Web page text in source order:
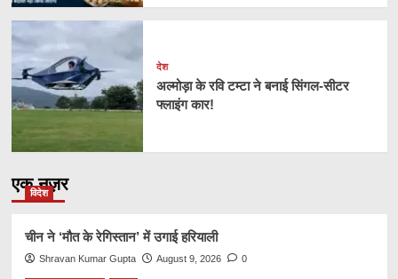
देश
अल्मोड़ा के रवि टम्टा ने बनाई सिंगल-सीटर
फ्लाइंग कार!
एक नज़र
विदेश
चीन ने ‘मौत के रेगिस्तान’ में उगाई हरियाली
Shravan Kumar Gupta August 9, 2026 0